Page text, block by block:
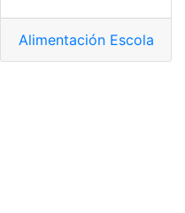
Alimentación Escolar